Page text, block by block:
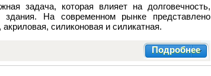
задача, которая влияет на долговечность,
здания. На современном рынке представлено
силиконовая и силикатная.
Подробнее